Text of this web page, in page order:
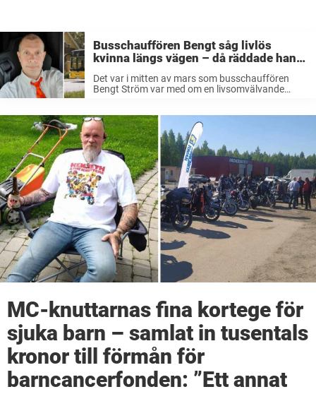
Busschauffören Bengt såg livlös
kvinna längs vägen – då räddade han
hennes liv: ”Största jag har gjort”
Det var i mitten av mars som busschauffören
Bengt Ström var med om en livsomvälvande
inte att rycka in – ...
MC-knuttarnas fina kortege för
sjuka barn – samlat in tusentals
kronor till förmån för
barncancerfonden: ”Ett annat